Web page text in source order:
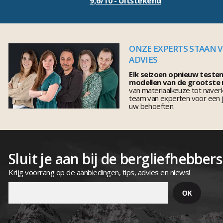
ONZE EXPERTS STAAN
ADVIES
Elk seizoen opnieuw
modellen van de grootste
van materiaalkeuze tot
team van experten voor een
uw behoeften.
Sluit je aan bij de bergliefhebbers
Krijg voorrang op de aanbiedingen, tips, advies en niews!